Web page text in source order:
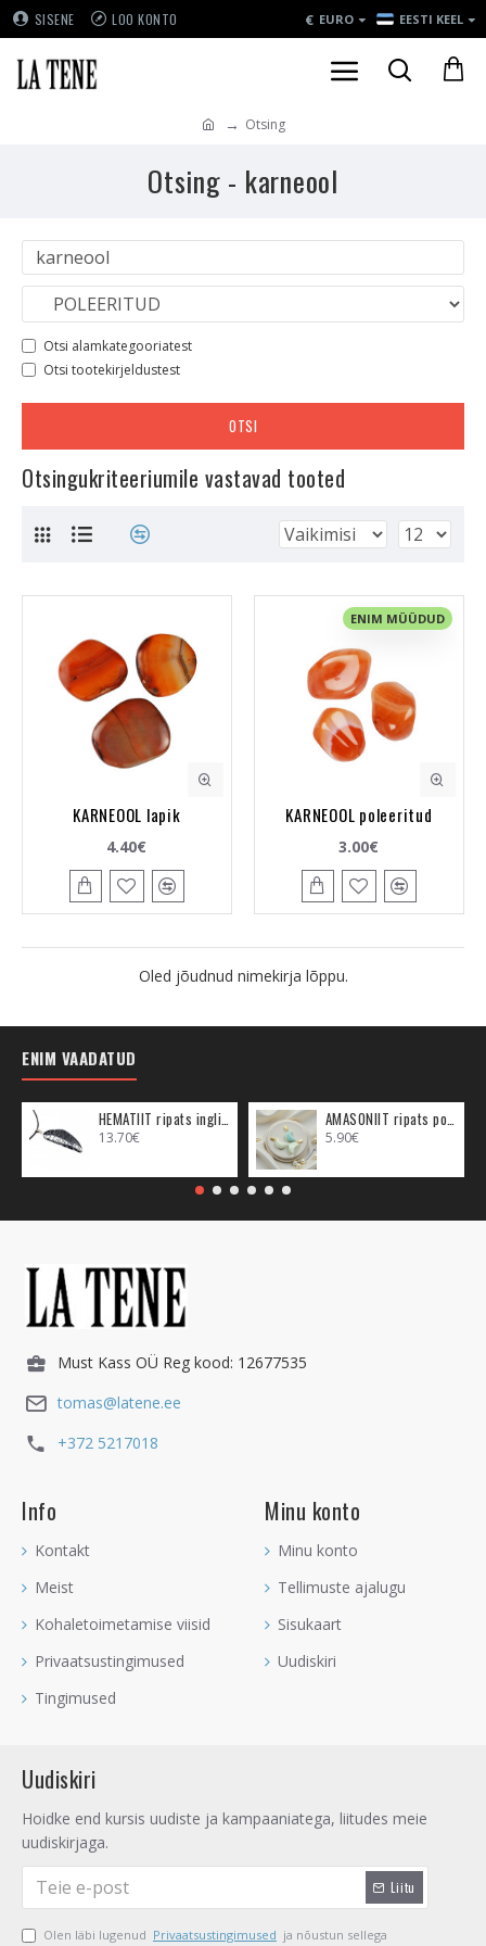
SISENE LOO KONTO € EURO EESTI KEEL
Otsing
Otsing - karneool
Otsi alamkategooriatest
Otsi tootekirjeldustest
OTSI
Otsingukriteeriumile vastavad tooted
KARNEOOL lapik
4.40€
ENIM MÜÜDUD
KARNEOOL poleeritud
3.00€
Oled jõudnud nimekirja lõppu.
ENIM VAADATUD
13.70€ 5.90€
Must Kass OÜ Reg kood: 12677535
tomas@latene.ee
+372 5217018
Info
Kontakt
Meist
Kohaletoimetamise viisid
Privaatsustingimused
Tingimused
Minu konto
Minu konto
Tellimuste ajalugu
Sisukaart
Uudiskiri
Uudiskiri
Hoidke end kursis uudiste ja kampaaniatega, liitudes meie
uudiskirjaga.
Liitu
Olen läbi lugenud Privaatsustingimused ja nõustun sellega